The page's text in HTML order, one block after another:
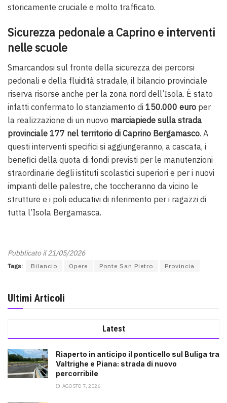
storicamente cruciale e molto trafficato.
Sicurezza pedonale a Caprino e interventi
nelle scuole
Smarcandosi sul fronte della sicurezza dei percorsi
pedonali e della fluidità stradale, il bilancio provinciale
riserva risorse anche per la zona nord dell’Isola. È stato
infatti confermato lo stanziamento di 150.000 euro per
la realizzazione di un nuovo marciapiede sulla strada
provinciale 177 nel territorio di Caprino Bergamasco. A
questi interventi specifici si aggiungeranno, a cascata, i
benefici della quota di fondi previsti per le manutenzioni
straordinarie degli istituti scolastici superiori e per i nuovi
impianti delle palestre, che toccheranno da vicino le
strutture e i poli educativi di riferimento per i ragazzi di
tutta l’Isola Bergamasca.
Pubblicato il 21/05/2026
Tags: Bilancio Opere Ponte San Pietro Provincia
Ultimi Articoli
Latest
Riaperto in anticipo il ponticello sul Buliga tra
Valtrighe e Piana: strada di nuovo
percorribile
AGOSTO 7, 2026